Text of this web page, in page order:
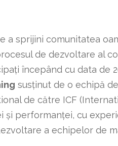
a sprijini comunitatea
de dezvoltare al
începând cu data de
susținut de o echipă
de către ICF
și performanței, cu
a echipelor de